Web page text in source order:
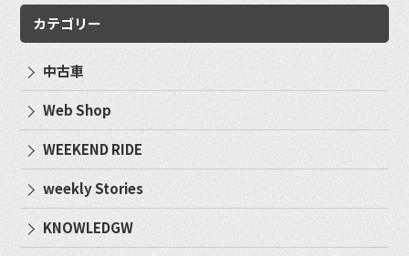
カテゴリー
中古車
Web Shop
WEEKEND RIDE
weekly Stories
KNOWLEDGW